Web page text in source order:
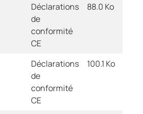
Déclarations
de
conformité
CE
88.0 Ko
Déclarations
de
conformité
CE
100.1 Ko